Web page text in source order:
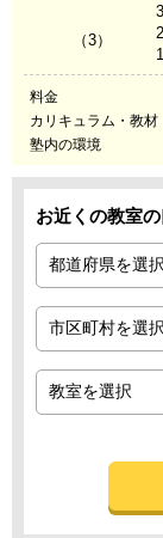
（3）
料金
カリキュラム・教材
塾内の環境
お近くの教室